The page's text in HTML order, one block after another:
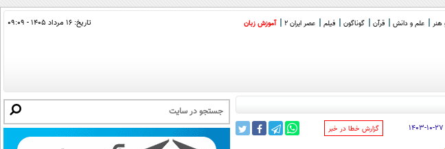
هنر علم و دانش قرآن گوناگون فیلم عصر ایران 2 آموزش زبان تاریخ: ۱۶ مرداد ۱۴۰۵ - ۰۹:۰۹
‌گزارش خطا در خبر